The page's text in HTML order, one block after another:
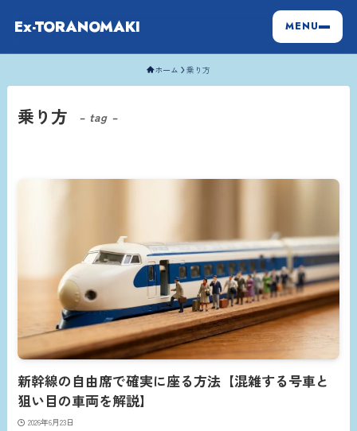
Ex-TORANOMAKI MENU
ホーム 乗り方
乗り方 – tag –
新幹線の自由席で確実に座る方法【混雑する号車と
狙い目の車両を解説】
2026年6月23日